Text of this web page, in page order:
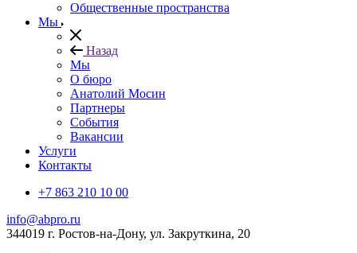
Общественные пространства
Мы
Назад
Мы
О бюро
Анатолий Мосин
Партнеры
События
Вакансии
Услуги
Контакты
+7 863 210 10 00
info@abpro.ru
344019 г. Ростов-на-Дону, ул. Закруткина, 20